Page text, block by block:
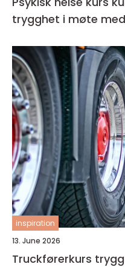
trygghet i møte
inspiration
13. June 2026
Truckførerkurs trygg og effektiv bruk av